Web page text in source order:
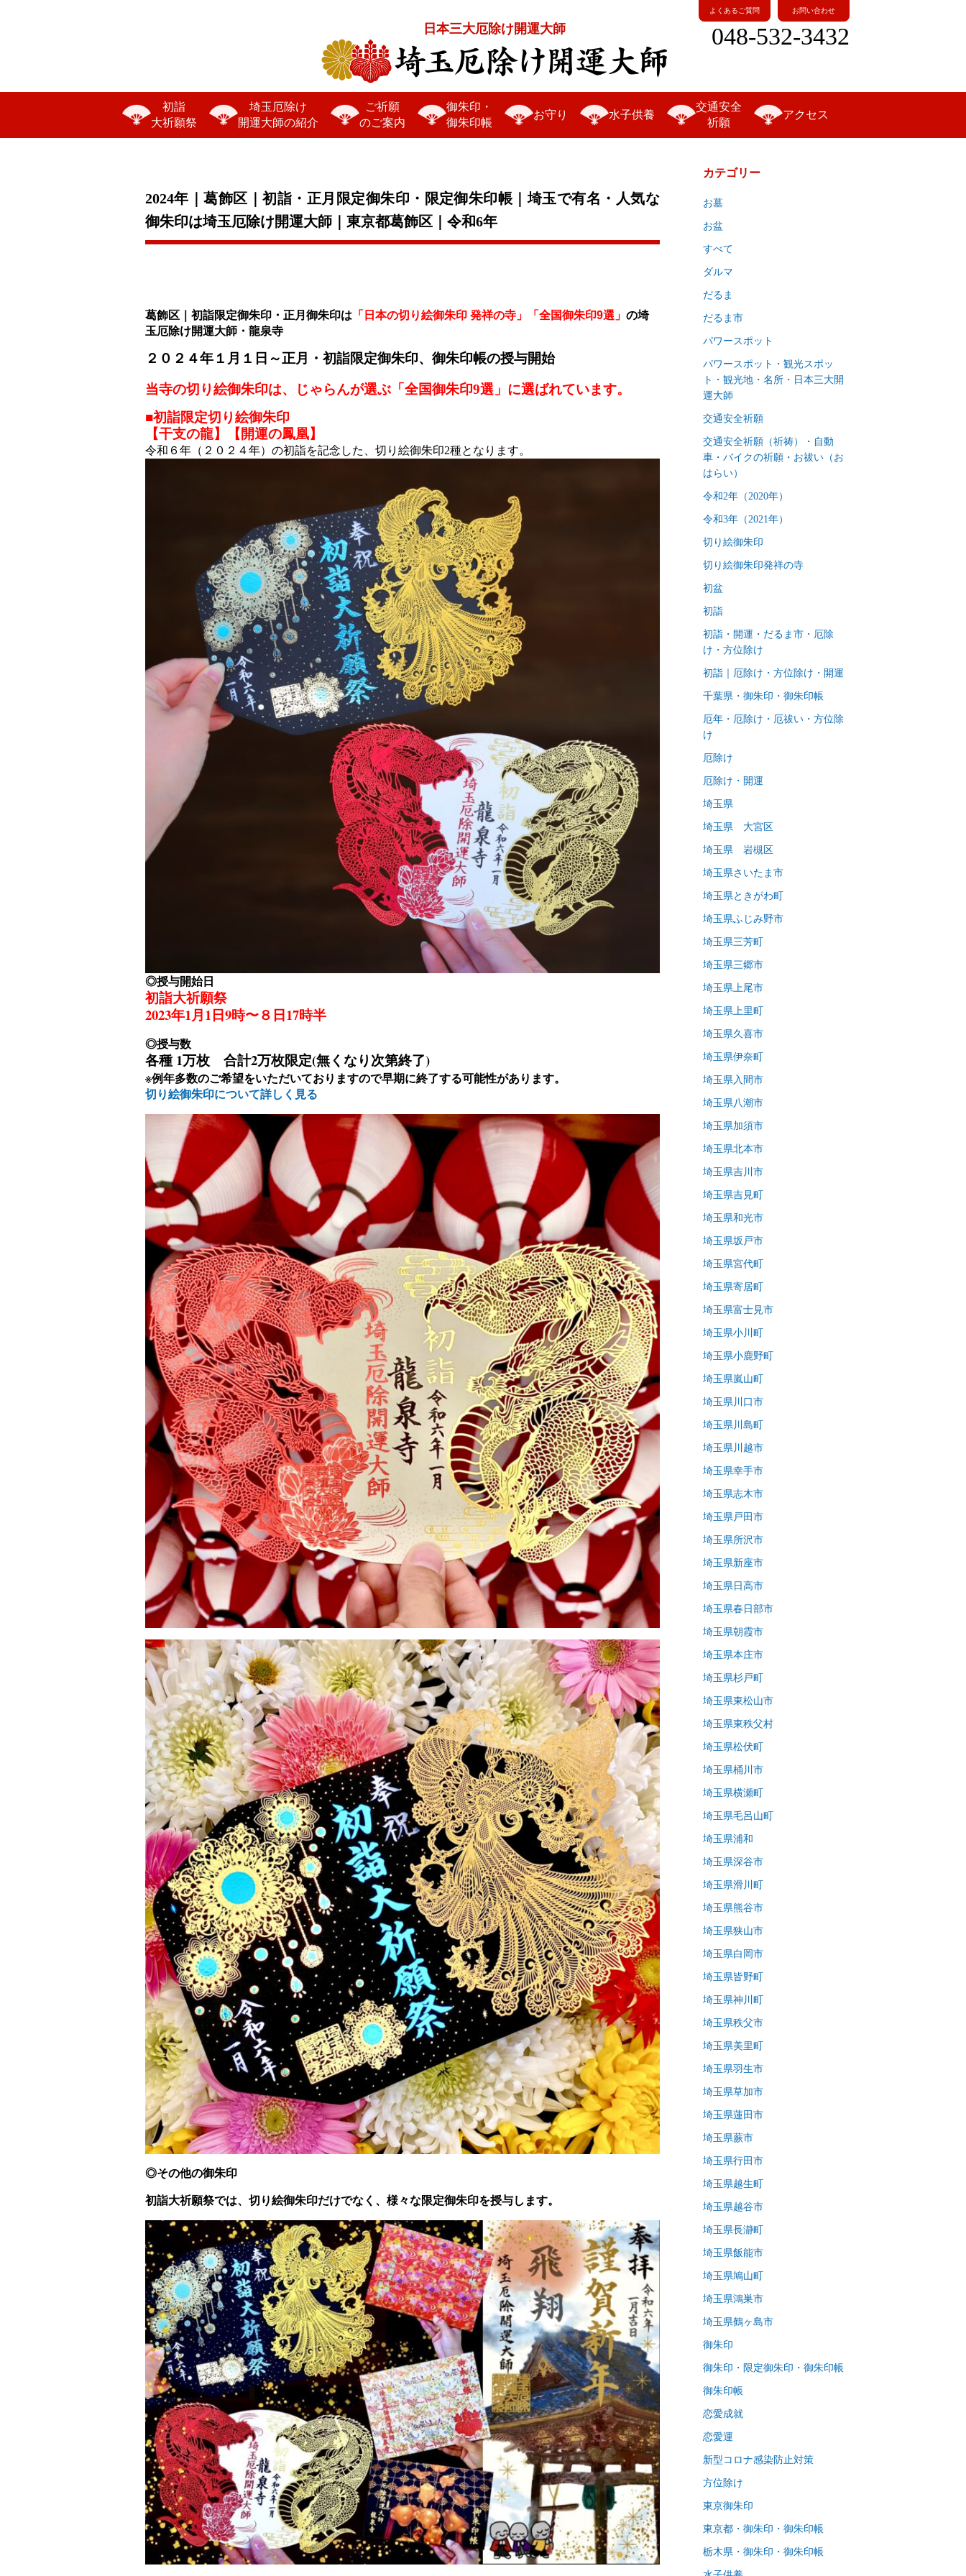
日本三大厄除け開運大師
よくあるご質問 お問い合わせ
048-532-3432
初詣
大祈願祭
埼玉厄除け
開運大師の紹介
ご祈願
のご案内
御朱印・
御朱印帳
お守り 水子供養
交通安全
祈願
アクセス
2024年｜葛飾区｜初詣・正月限定御朱印・限定御朱印帳｜埼玉で有名・人気な
御朱印は埼玉厄除け開運大師｜東京都葛飾区｜令和6年
葛飾区｜初詣限定御朱印・正月御朱印は 「日本の切り絵御朱印 発祥の寺」「全国御朱印9選」 の埼
玉厄除け開運大師・龍泉寺
２０２４年１月１日～正月・初詣限定御朱印、御朱印帳の授与開始
当寺の切り絵御朱印は、じゃらんが選ぶ「 全国御朱印9選」に選ばれています。
■初詣限定切り絵御朱印
【干支の龍】【開運の鳳凰】
令和６年（２０２４年）の初詣を記念した、切り絵御朱印2種となります。
◎授与開始日
初詣大祈願祭
2023年1月1日9時〜８日17時半
◎授与数
各種 1万枚 合計2万枚限定(無くなり次第終了)
※例年多数のご希望をいただいておりますので早期に終了する可能性があります。
切り絵御朱印について詳しく見る
◎その他の御朱印
初詣大祈願祭では、切り絵御朱印だけでなく、様々な限定御朱印を授与します。
カテゴリー
お墓
お盆
すべて
ダルマ
だるま
だるま市
パワースポット
パワースポット・観光スポッ
ト・観光地・名所・日本三大開
運大師
交通安全祈願
交通安全祈願（祈祷）・自動
車・バイクの祈願・お祓い（お
はらい）
令和2年（2020年）
令和3年（2021年）
切り絵御朱印
切り絵御朱印発祥の寺
初盆
初詣
初詣・開運・だるま市・厄除
け・方位除け
初詣｜厄除け・方位除け・開運
千葉県・御朱印・御朱印帳
厄年・厄除け・厄祓い・方位除
け
厄除け
厄除け・開運
埼玉県
埼玉県 大宮区
埼玉県 岩槻区
埼玉県さいたま市
埼玉県ときがわ町
埼玉県ふじみ野市
埼玉県三芳町
埼玉県三郷市
埼玉県上尾市
埼玉県上里町
埼玉県久喜市
埼玉県伊奈町
埼玉県入間市
埼玉県八潮市
埼玉県加須市
埼玉県北本市
埼玉県吉川市
埼玉県吉見町
埼玉県和光市
埼玉県坂戸市
埼玉県宮代町
埼玉県寄居町
埼玉県富士見市
埼玉県小川町
埼玉県小鹿野町
埼玉県嵐山町
埼玉県川口市
埼玉県川島町
埼玉県川越市
埼玉県幸手市
埼玉県志木市
埼玉県戸田市
埼玉県所沢市
埼玉県新座市
埼玉県日高市
埼玉県春日部市
埼玉県朝霞市
埼玉県本庄市
埼玉県杉戸町
埼玉県東松山市
埼玉県東秩父村
埼玉県松伏町
埼玉県桶川市
埼玉県横瀬町
埼玉県毛呂山町
埼玉県浦和
埼玉県深谷市
埼玉県滑川町
埼玉県熊谷市
埼玉県狭山市
埼玉県白岡市
埼玉県皆野町
埼玉県神川町
埼玉県秩父市
埼玉県美里町
埼玉県羽生市
埼玉県草加市
埼玉県蓮田市
埼玉県蕨市
埼玉県行田市
埼玉県越生町
埼玉県越谷市
埼玉県長瀞町
埼玉県飯能市
埼玉県鳩山町
埼玉県鴻巣市
埼玉県鶴ヶ島市
御朱印
御朱印・限定御朱印・御朱印帳
御朱印帳
恋愛成就
恋愛運
新型コロナ感染防止対策
方位除け
東京御朱印
東京都・御朱印・御朱印帳
栃木県・御朱印・御朱印帳